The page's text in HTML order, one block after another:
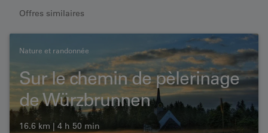
Offres similaires
Nature et randonnée
Sur le chemin de pèlerinage
de Würzbrunnen
16.6 km | 4 h 50 min